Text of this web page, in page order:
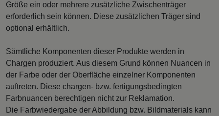
Größe ein oder mehrere zusätzliche Zwischenträger
erforderlich sein können. Diese zusätzlichen Träger sind
optional erhältlich.
Sämtliche Komponenten dieser Produkte werden in
Chargen produziert. Aus diesem Grund können Nuancen in
der Farbe oder der Oberfläche einzelner Komponenten
auftreten. Diese chargen- bzw. fertigungsbedingten
Farbnuancen berechtigen nicht zur Reklamation.
Die Farbwiedergabe der Abbildung bzw. Bildmaterials kann